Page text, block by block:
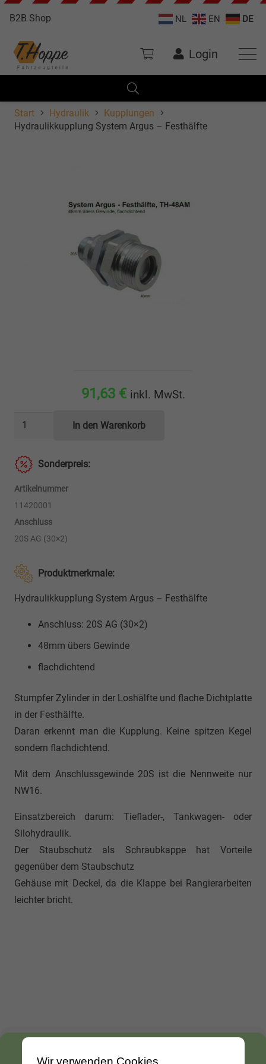
B2B Shop NL EN DE
Login
Start Hydraulik
Kupplungen
Hydraulikkupplung System Argus – Festhälfte
91,63 € inkl. MwSt.
Hydraulikkupplung
-
Festhälfte
Menge
In den Warenkorb
Sonderpreis:
Artikelnummer
11420001
Anschluss
20S AG (30×2)
Produktmerkmale:
Hydraulikkupplung System Argus – Festhälfte
Anschluss: 20S AG (30×2)
48mm übers Gewinde
flachdichtend
Stumpfer Zylinder in der Loshälfte und flache Dichtplatte
in der Festhälfte.
Daran erkennt man die Kupplung. Keine spitzen Kegel
sondern flachdichtend.
Mit dem Anschlussgewinde 20S ist die Nennweite nur
NW16.
Einsatzbereich darum: Tieflader-, Tankwagen- oder
Silohydraulik.
Der Staubschutz als Schraubkappe hat Vorteile
gegenüber dem Staubschutz
Gehäuse mit Deckel, da die Klappe bei Rangierarbeiten
leichter bricht.
12 Wochen Rückgaberecht
Wir verwenden Cookies